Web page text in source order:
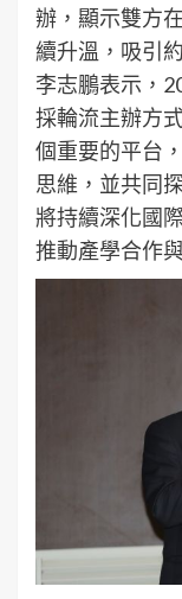
辦，顯示雙方
續升溫，吸引
李志鵬表示，
採輪流主辦方
個重要的平台
思維，並共同
將持續深化國
推動產學合作